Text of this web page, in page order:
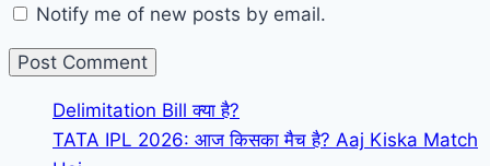
Notify me of new posts by email.
Delimitation Bill क्या है?
TATA IPL 2026: आज किसका मैच है? Aaj Kiska Match